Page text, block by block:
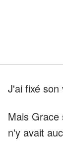
J'ai fixé son
Mais
n'y avait